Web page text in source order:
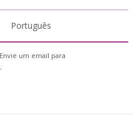
Português
um email para